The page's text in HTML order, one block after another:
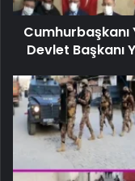
Cumhurbaşkanı
Devlet Başkanı